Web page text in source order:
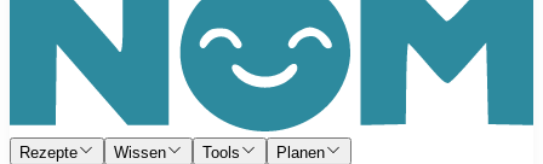
Rezepte Wissen Tools Planen